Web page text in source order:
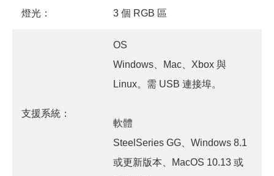
燈光： 3 個 RGB 區
支援系統：
OS
Windows、Mac、Xbox 與
Linux。需 USB 連接埠。
軟體
SteelSeries GG、Windows 8.1
或更新版本、MacOS 10.13 或